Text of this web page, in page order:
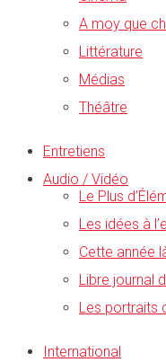
A moy que
Littérature
Médias
Théâtre
Entretiens
Audio / Vidéo
Le Plus
Les idées à
Cette année
Libre journal
Les portraits
International